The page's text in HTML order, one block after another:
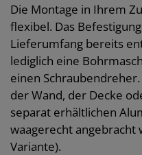
Die Montage in Ihrem
flexibel. Das
Lieferumfang bereits
lediglich eine
einen
der Wand, der Decke
separat erhältlichen
waagerecht angebracht
Variante).